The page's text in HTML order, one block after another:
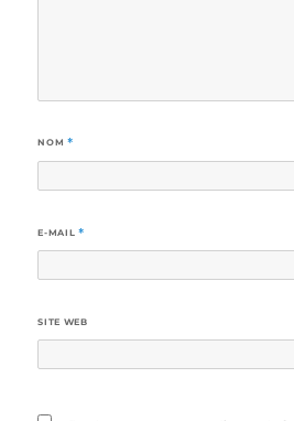
NOM *
E-MAIL *
SITE WEB